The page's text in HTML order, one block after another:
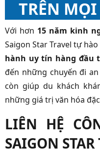
TRÊN
Với hơn 15 năm kinh
Saigon Star Travel tự
hành uy tín hàng đầu
đến những chuyến đi
còn giúp du khách
những giá trị văn hóa
LIÊN HỆ
SAIGON STAR